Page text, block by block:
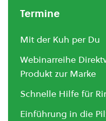
Termine
Mit der Kuh per Du
Webinarreihe
Produkt zur Marke
Schnelle Hilfe für
Einführung in die